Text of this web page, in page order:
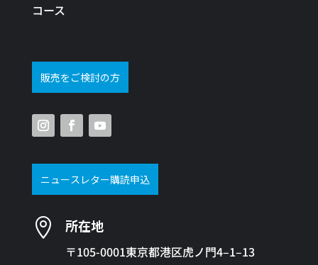
コース
販売をご検討の方
ニュースレター購読申込
 所在地
〒105-0001東京都港区虎ノ門4–1–13